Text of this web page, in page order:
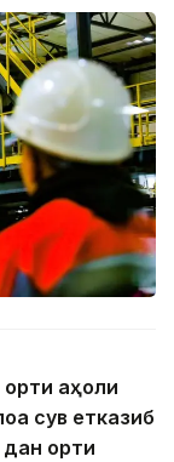
аҳоли
сув етказиб
ортиқ